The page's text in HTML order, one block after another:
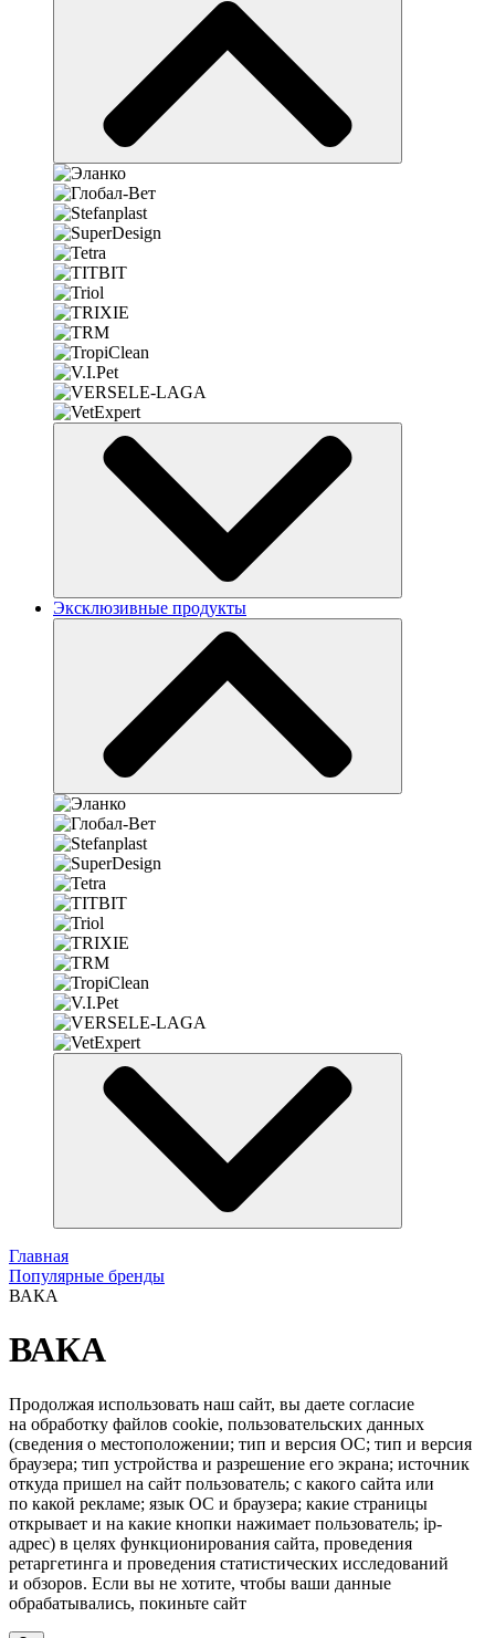
Эксклюзивные продукты
Главная
Популярные бренды
ВАКА
ВАКА
Продолжая использовать наш сайт, вы даете согласие
на обработку файлов cookie, пользовательских данных
(сведения о местоположении; тип и версия ОС; тип и версия
браузера; тип устройства и разрешение его экрана; источник
откуда пришел на сайт пользователь; с какого сайта или
по какой рекламе; язык ОС и браузера; какие страницы
открывает и на какие кнопки нажимает пользователь; ip-
адрес) в целях функционирования сайта, проведения
ретаргетинга и проведения статистических исследований
и обзоров. Если вы не хотите, чтобы ваши данные
обрабатывались, покиньте сайт